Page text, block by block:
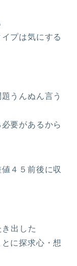
プは気にする
うんぬん言う
要があるから
４５前後に収
出した
に探求心・想